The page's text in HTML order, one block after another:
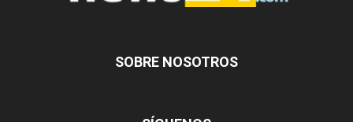
SOBRE NOSOTROS